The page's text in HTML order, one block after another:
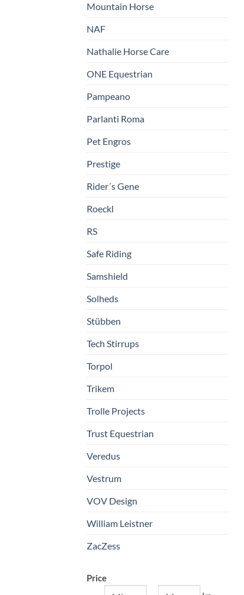
Mountain Horse
NAF
Nathalie Horse Care
ONE Equestrian
Pampeano
Parlanti Roma
Pet Engros
Prestige
Rider´s Gene
Roeckl
RS
Safe Riding
Samshield
Solheds
Stübben
Tech Stirrups
Torpol
Trikem
Trolle Projects
Trust Equestrian
Veredus
Vestrum
VOV Design
William Leistner
ZacZess
Price